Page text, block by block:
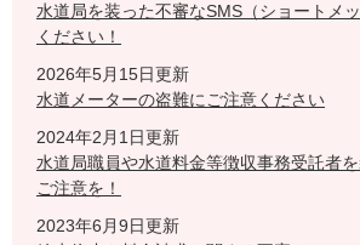
水道局を装った不審なSMS（ショートメ
ください！
2026年5月15日更新
水道メーターの盗難にご注意ください
2024年2月1日更新
水道局職員や水道料金等徴収事務受託者
ご注意を！
2023年6月9日更新